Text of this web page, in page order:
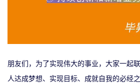
朋友们，为了实现伟大的事业，大家一起
人达成梦想、实现目标、成就自我的必经